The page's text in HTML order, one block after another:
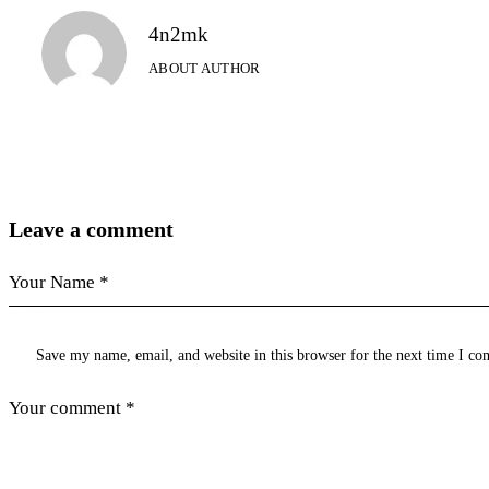
4n2mk
ABOUT AUTHOR
Leave a comment
Save my name, email, and website in this browser for the next time I